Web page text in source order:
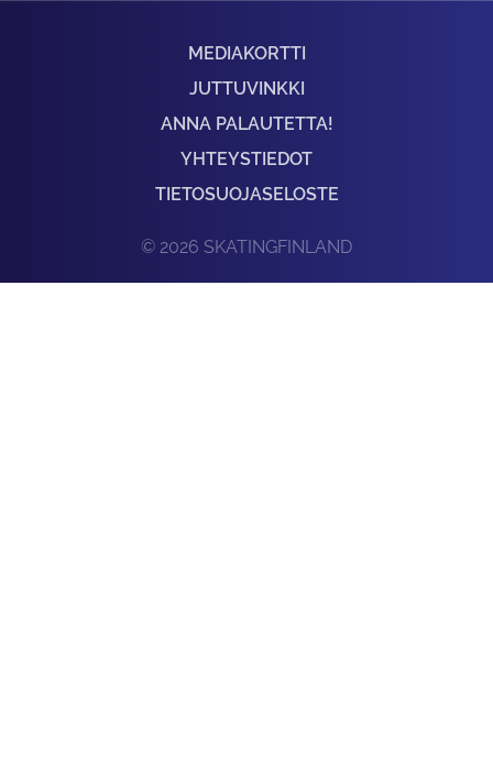
MEDIAKORTTI
JUTTUVINKKI
ANNA PALAUTETTA!
YHTEYSTIEDOT
TIETOSUOJASELOSTE
© 2026 SKATINGFINLAND